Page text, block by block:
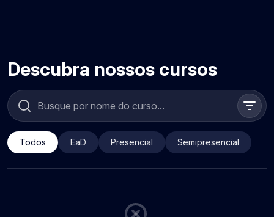
Descubra nossos cursos
Todos EaD Presencial Semipresencial